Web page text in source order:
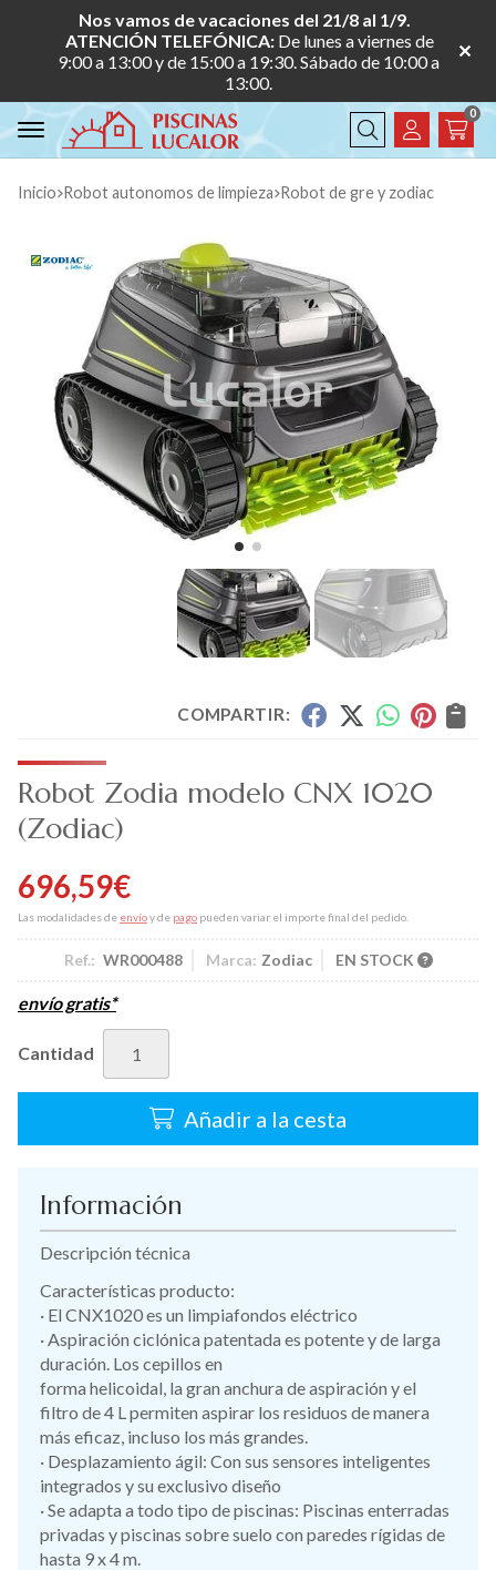
Nos vamos de vacaciones del 21/8 al 1/9.
ATENCIÓN TELEFÓNICA: De lunes a viernes de
9:00 a 13:00 y de 15:00 a 19:30. Sábado de 10:00 a
13:00.
Buscar
0
Inicio robot autonomos de limpieza robot de gre y zodiac
COMPARTIR:
Robot Zodia modelo CNX 1020
(Zodiac)
696,59€
Las modalidades de envíoy de pago pueden variar el importe final del pedido.
Ref.: WR000488 Marca: Zodiac EN STOCK
envío gratis*
Cantidad
Añadir a la cesta
Información
Descripción técnica
Características producto:
· El CNX1020 es un limpiafondos eléctrico
· Aspiración ciclónica patentada es potente y de larga
duración. Los cepillos en
forma helicoidal, la gran anchura de aspiración y el
filtro de 4 L permiten aspirar los residuos de manera
más eficaz, incluso los más grandes.
· Desplazamiento ágil: Con sus sensores inteligentes
integrados y su exclusivo diseño
· Se adapta a todo tipo de piscinas: Piscinas enterradas
privadas y piscinas sobre suelo con paredes rígidas de
hasta 9 x 4 m.